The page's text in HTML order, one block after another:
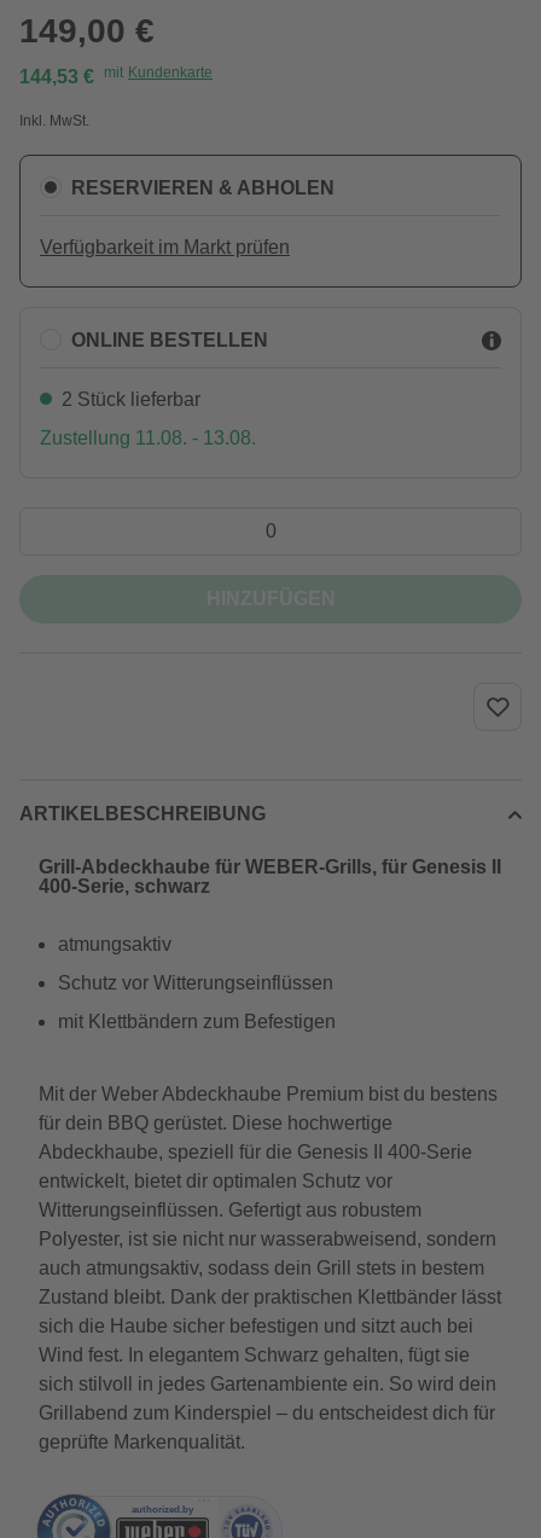
149,00 €
144,53 € mit Kundenkarte
Inkl. MwSt.
RESERVIEREN & ABHOLEN
Verfügbarkeit im Markt prüfen
ONLINE BESTELLEN
2 Stück lieferbar
Zustellung 11.08. - 13.08.
ARTIKELBESCHREIBUNG
Grill-Abdeckhaube für WEBER-Grills, für Genesis II
400-Serie, schwarz
atmungsaktiv
Schutz vor Witterungseinflüssen
mit Klettbändern zum Befestigen
Mit der Weber Abdeckhaube Premium bist du bestens
für dein BBQ gerüstet. Diese hochwertige
Abdeckhaube, speziell für die Genesis II 400-Serie
entwickelt, bietet dir optimalen Schutz vor
Witterungseinflüssen. Gefertigt aus robustem
Polyester, ist sie nicht nur wasserabweisend, sondern
auch atmungsaktiv, sodass dein Grill stets in bestem
Zustand bleibt. Dank der praktischen Klettbänder lässt
sich die Haube sicher befestigen und sitzt auch bei
Wind fest. In elegantem Schwarz gehalten, fügt sie
sich stilvoll in jedes Gartenambiente ein. So wird dein
Grillabend zum Kinderspiel – du entscheidest dich für
geprüfte Markenqualität.